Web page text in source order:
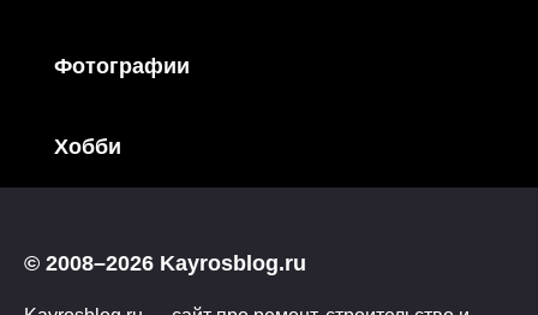
Фотографии
Хобби
© 2008–2026 Kayrosblog.ru